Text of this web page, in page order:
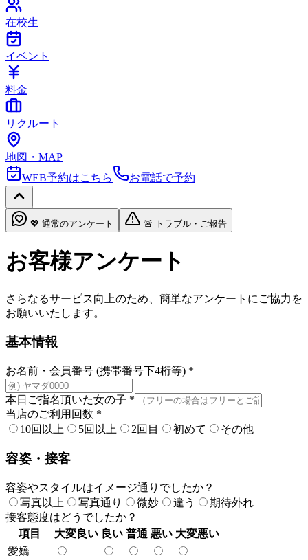
在校生
イベント
料金
リクルート
地図・MAP
WEB予約はこちら
お電話で予約
💖 通常のアンケート 🚨 トラブル・ご報告
お客様アンケート
さらなるサービス向上のため、簡単なアンケートにご協力を
お願いいたします。
基本情報
お名前・会員番号 (携帯番号下4桁等) *
本日ご指名頂いた女の子 *
当店のご利用回数 *
10回以上
5回以上 2回目 初めて その他
容姿・接客
容姿やスタイルはイメージ通りでしたか？
写真以上
写真通り 微妙 違う
期待外れ
接客態度はどうでしたか？
項目
大変良い 良い 普通 悪い 大変悪い
愛嬌